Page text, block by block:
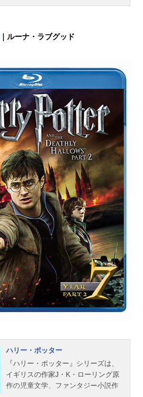
ぐみ灰野灰二郎：二又一成新田ケ
うな...
ントンを避ける1年生「羽咲綾乃」。
える仲間やコーチ、そして個性溢れ
るライバルたち。超高速で舞う羽根
（シャトル）に想いを乗せて、青春
バドミントンストーリー開幕!!作品名
はねバド！放送形態TVアニメスケジ
ュール2018年7月1日（日）～2018年
9月30日（日）TOKYOMXほか話数全
13話キャスト羽咲綾乃：大和田仁美
荒垣なぎさ：島袋美由利泉理子：三
村ゆうな藤沢エレナ：小原好美コニ
ー・クリステンセン：伊瀬茉莉也志
波姫唯華：茅野愛衣芹ヶ谷薫子：下
田麻美石澤望：櫻庭有紗立花健太
郎：岡本信彦太郎丸美也子：小松未
可子羽咲有千夏：大原さやかスタッ
フ原作：濱田浩輔（講談社『good!ア
フタヌーン』連載）監督：江崎慎平
シリーズ構成：岸本卓キャラクター
デザイン・総作画監督：木村智総作
画監督：飯野まこと美術監督：井上
一宏（草薙）色彩設計：辻田邦夫
※「辻」の漢字は１点しんにょうに
なります。撮影監督：野澤圭輔（...
｜ルーナ・ラブグッド
ハリー・ポッター
『ハリー・ポッター』シリーズは、
イギリスの作家J・K・ローリング原
作の児童文学、ファンタジー小説作